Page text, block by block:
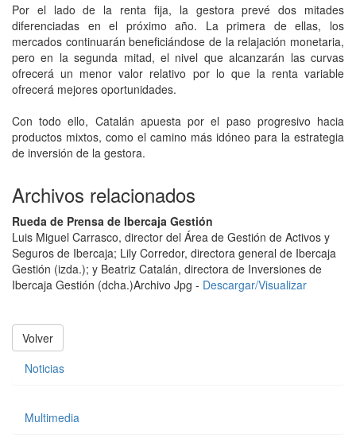
Por el lado de la renta fija, la gestora prevé dos mitades
diferenciadas en el próximo año. La primera de ellas, los
mercados continuarán beneficiándose de la relajación monetaria,
pero en la segunda mitad, el nivel que alcanzarán las curvas
ofrecerá un menor valor relativo por lo que la renta variable
ofrecerá mejores oportunidades.
Con todo ello, Catalán apuesta por el paso progresivo hacia
productos mixtos, como el camino más idóneo para la estrategia
de inversión de la gestora.
Archivos relacionados
Rueda de Prensa de Ibercaja Gestión
Luis Miguel Carrasco, director del Área de Gestión de Activos y
Seguros de Ibercaja; Lily Corredor, directora general de Ibercaja
Gestión (izda.); y Beatriz Catalán, directora de Inversiones de
Ibercaja Gestión (dcha.)Archivo Jpg - Descargar/Visualizar
Volver
Noticias
Multimedia